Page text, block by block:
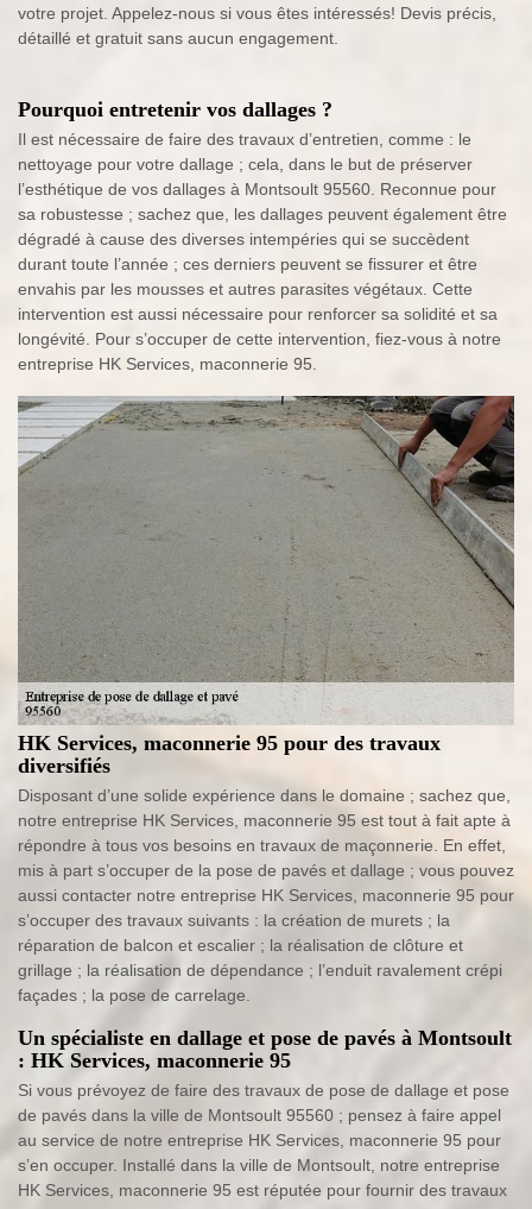
votre projet. Appelez-nous si vous êtes intéressés! Devis précis,
détaillé et gratuit sans aucun engagement.
Pourquoi entretenir vos dallages ?
Il est nécessaire de faire des travaux d’entretien, comme : le
nettoyage pour votre dallage ; cela, dans le but de préserver
l’esthétique de vos dallages à Montsoult 95560. Reconnue pour
sa robustesse ; sachez que, les dallages peuvent également être
dégradé à cause des diverses intempéries qui se succèdent
durant toute l’année ; ces derniers peuvent se fissurer et être
envahis par les mousses et autres parasites végétaux. Cette
intervention est aussi nécessaire pour renforcer sa solidité et sa
longévité. Pour s’occuper de cette intervention, fiez-vous à notre
entreprise HK Services, maconnerie 95.
HK Services, maconnerie 95 pour des travaux
diversifiés
Disposant d’une solide expérience dans le domaine ; sachez que,
notre entreprise HK Services, maconnerie 95 est tout à fait apte à
répondre à tous vos besoins en travaux de maçonnerie. En effet,
mis à part s’occuper de la pose de pavés et dallage ; vous pouvez
aussi contacter notre entreprise HK Services, maconnerie 95 pour
s’occuper des travaux suivants : la création de murets ; la
réparation de balcon et escalier ; la réalisation de clôture et
grillage ; la réalisation de dépendance ; l’enduit ravalement crépi
façades ; la pose de carrelage.
Un spécialiste en dallage et pose de pavés à Montsoult
: HK Services, maconnerie 95
Si vous prévoyez de faire des travaux de pose de dallage et pose
de pavés dans la ville de Montsoult 95560 ; pensez à faire appel
au service de notre entreprise HK Services, maconnerie 95 pour
s’en occuper. Installé dans la ville de Montsoult, notre entreprise
HK Services, maconnerie 95 est réputée pour fournir des travaux